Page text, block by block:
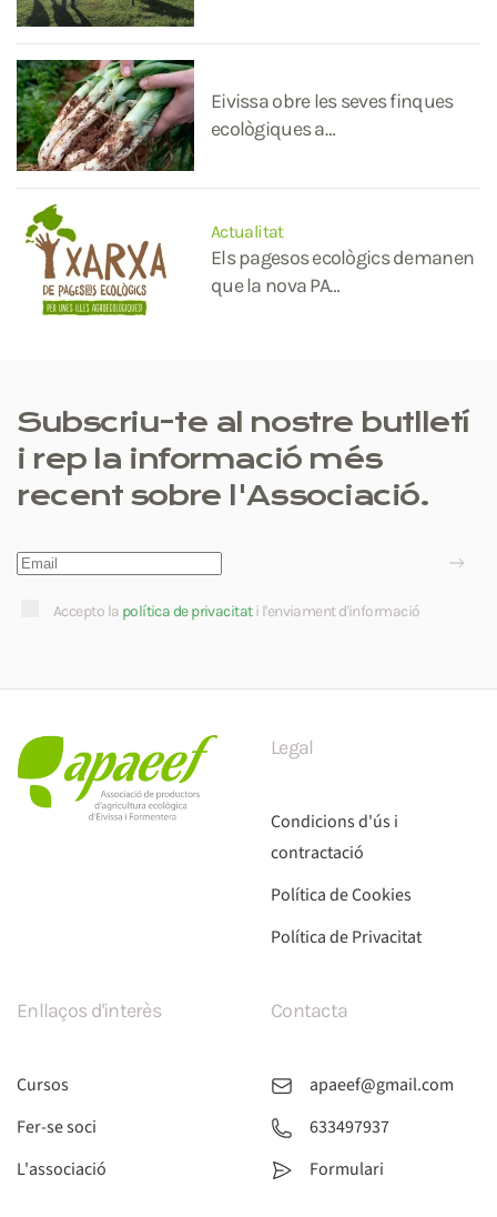
Eivissa obre les seves finques
ecològiques a…
Actualitat
Els pagesos ecològics demanen
que la nova PA…
Subscriu-te al nostre butlletí
i rep la informació més
recent sobre l'Associació.
Accepto la política de privacitati l'enviament d'informació
Legal
Condicions d'ús i
contractació
Política de Cookies
Política de Privacitat
Enllaços d'interès
Cursos
Fer-se soci
L'associació
Contacta
apaeef@gmail.com
633497937
Formulari